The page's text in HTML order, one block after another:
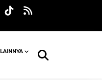
LAINNYA